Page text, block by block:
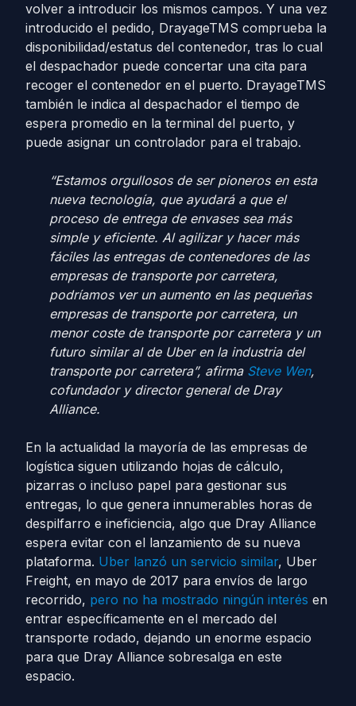
volver a introducir los mismos campos. Y una vez
introducido el pedido, DrayageTMS comprueba la
disponibilidad/estatus del contenedor, tras lo cual
el despachador puede concertar una cita para
recoger el contenedor en el puerto. DrayageTMS
también le indica al despachador el tiempo de
espera promedio en la terminal del puerto, y
puede asignar un controlador para el trabajo.
“Estamos orgullosos de ser pioneros en esta
nueva tecnología, que ayudará a que el
proceso de entrega de envases sea más
simple y eficiente. Al agilizar y hacer más
fáciles las entregas de contenedores de las
empresas de transporte por carretera,
podríamos ver un aumento en las pequeñas
empresas de transporte por carretera, un
menor coste de transporte por carretera y un
futuro similar al de Uber en la industria del
transporte por carretera”, afirma Steve Wen,
cofundador y director general de Dray
Alliance.
En la actualidad la mayoría de las empresas de
logística siguen utilizando hojas de cálculo,
pizarras o incluso papel para gestionar sus
entregas, lo que genera innumerables horas de
despilfarro e ineficiencia, algo que Dray Alliance
espera evitar con el lanzamiento de su nueva
plataforma. Uber lanzó un servicio similar, Uber
Freight, en mayo de 2017 para envíos de largo
recorrido, pero no ha mostrado ningún interés en
entrar específicamente en el mercado del
transporte rodado, dejando un enorme espacio
para que Dray Alliance sobresalga en este
espacio.